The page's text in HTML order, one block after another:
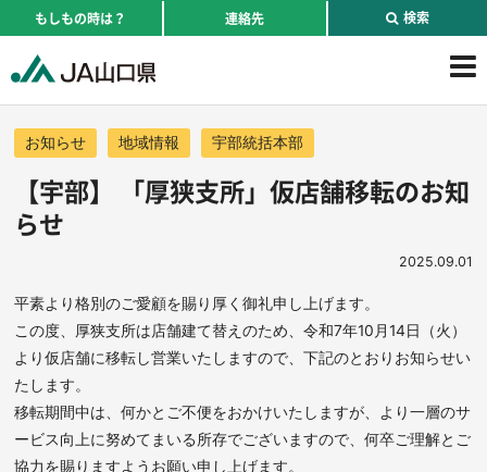
もしもの時は？ 連絡先 検索
お知らせ 地域情報 宇部統括本部
【宇部】 「厚狭支所」仮店舗移転のお知
らせ
2025.09.01
平素より格別のご愛顧を賜り厚く御礼申し上げます。
この度、厚狭支所は店舗建て替えのため、令和7年10月14日（火）
より仮店舗に移転し営業いたしますので、下記のとおりお知らせい
たします。
移転期間中は、何かとご不便をおかけいたしますが、より一層のサ
ービス向上に努めてまいる所存でございますので、何卒ご理解とご
協力を賜りますようお願い申し上げます。